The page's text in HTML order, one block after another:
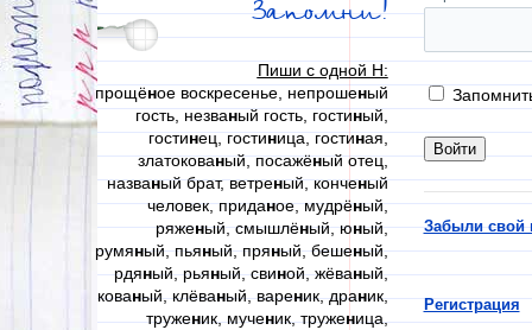
Запомни!
Пиши с одной Н:
прощёное воскресенье, непрошеный
гость, незваный гость, гостиный,
гостинец, гостиница, гостиная,
златокованый, посажёный отец,
названый брат, ветреный, конченый
человек, приданое, мудрёный,
ряженый, смышлёный, юный,
румяный, пьяный, пряный, бешеный,
рдяный, рьяный, свиной, жёваный,
кованый, клёваный, вареник, драник,
труженик, мученик, труженица,
Забыли свой
Регистрация